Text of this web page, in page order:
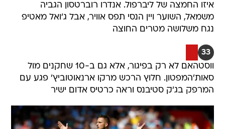
איזו החמצה של ליברפול. אנדרו רוברטסון הגביה
משמאל, השוער ויין הנסי תפס אוויר, אבל ג'ואל מאטיפ
נגח משלושה מטרים החוצה
33
ווסטהאם לא רק בפיגור, אלא גם ב-10 שחקנים מול
סאות'המפטון. חלוץ הרכש מרקו ארנאוטוביץ' פגע עם
המרפק בג'ק סטיבנס וראה כרטיס אדום ישיר